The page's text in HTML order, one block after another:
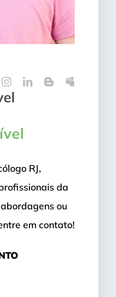
RJ,
da
ou
em contato!